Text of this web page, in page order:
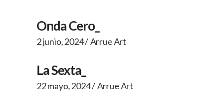
Onda Cero_
2 junio, 2024 Arrue Art
La Sexta_
22 mayo, 2024 Arrue Art